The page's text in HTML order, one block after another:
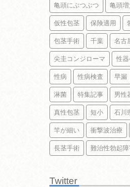
亀頭にぶつぶつ 亀頭増
仮性包茎 保険適用
包茎手術 千葉 名古
尖圭コンジローマ 性
性病 性病検査 早漏
淋菌 特集記事 男性
真性包茎 短小 石川
竿が細い 衝撃波治療
長茎手術 難治性勃起障
Twitter